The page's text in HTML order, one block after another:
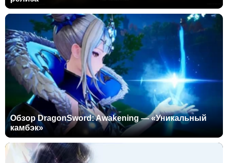
Обзор DragonSword: Awakening — «Уникальный
камбэк»